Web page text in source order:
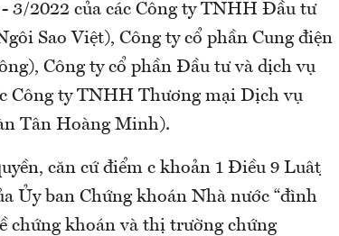
3/2022 của các Công ty TNHH Đầu tư
Sao Việt), Công ty cổ phần Cung điện
Công ty cổ phần Đầu tư và dịch vụ
Công ty TNHH Thương mại Dịch vụ
Tân Hoàng Minh).
căn cứ điểm c khoản 1 Điều 9 Luật
Ủy ban Chứng khoán Nhà nước “đình
chứng khoán và thị trường chứng